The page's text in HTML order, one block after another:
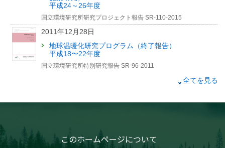
国の観察者たちとは？」記事を公開しました【国環研View
平成24～26年度
国立環境研究所研究プロジェクト報告 SR-110-2015
2011年12月28日
地球温暖化研究プログラム（終了報告）
平成18〜22年度
国立環境研究所特別研究報告 SR-96-2011
平成18〜19年度
大気汚染・温暖化関連物質監視のためのフーリエ
全てを見る
このホームページについて